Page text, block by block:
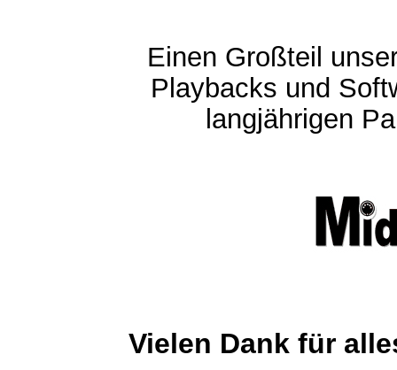
Einen Großteil
Playbacks und
langjährigen
Vielen Dank für